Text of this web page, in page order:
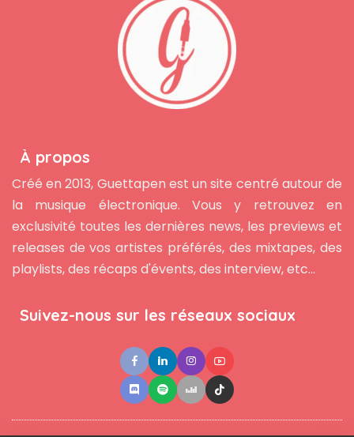
À propos
Créé en 2013, Guettapen est un site centré autour de
la musique électronique. Vous y retrouvez en
exclusivité toutes les dernières news, les previews et
releases de vos artistes préférés, des mixtapes, des
playlists, des récaps d'évents, des interview, etc...
Suivez-nous sur les réseaux sociaux